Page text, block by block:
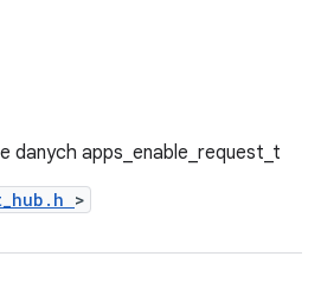
danych apps_enable_request_t
>